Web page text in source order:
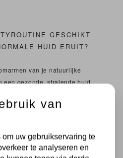
GESCHIKT
HUID ERUIT?
van je natuurlijke
een gezonde, stralende huid.
producten die speciaal zijn
huid. Laat je huid stralen en
die jou de unieke
van
uw gebruikservaring te
te analyseren en